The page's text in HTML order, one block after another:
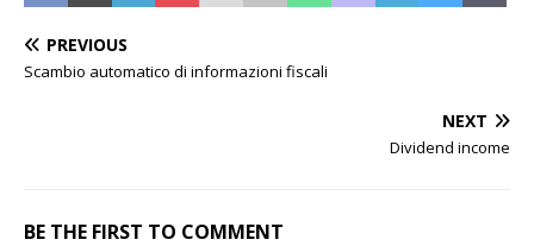
PREVIOUS
Scambio automatico di informazioni fiscali
NEXT
Dividend income
BE THE FIRST TO COMMENT